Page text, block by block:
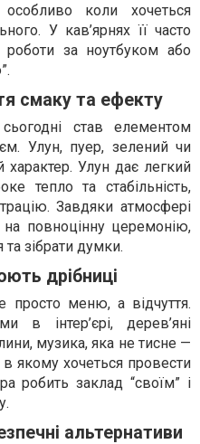
коли хочеться
У кав’ярнях її часто
роботи за ноутбуком або
смаку та ефекту
став елементом
Улун, пуер, зелений чи
Улун дає легкий
тепло та стабільність,
Завдяки атмосфері
на повноцінну церемонію,
зібрати думки.
дрібниці
просто меню, а відчуття.
в інтер’єрі, дерев’яні
музика, яка не тисне —
якому хочеться провести
робить заклад “своїм” і
альтернативи